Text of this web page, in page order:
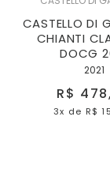
CASTELLO DI
CHIANTI
DOCG
2021
R$
3x de R$